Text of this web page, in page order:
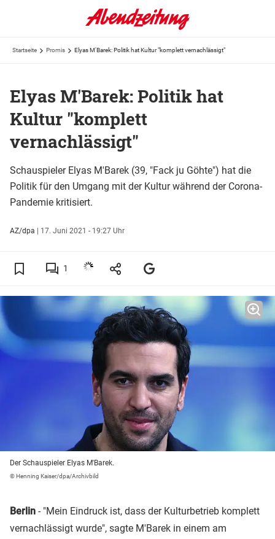
Startseite Promis Elyas M'Barek: Politik hat Kultur "komplett vernachlässigt"
Elyas M'Barek: Politik hat
Kultur "komplett
vernachlässigt"
Schauspieler Elyas M'Barek (39, "Fack ju Göhte") hat die
Politik für den Umgang mit der Kultur während der Corona-
Pandemie kritisiert.
AZ/dpa | 17. Juni 2021 - 19:27 Uhr
1
Der Schauspieler Elyas M'Barek.
© Henning Kaiser/dpa/Archivbild
Berlin - "Mein Eindruck ist, dass der Kulturbetrieb komplett
vernachlässigt wurde", sagte M'Barek in einem am